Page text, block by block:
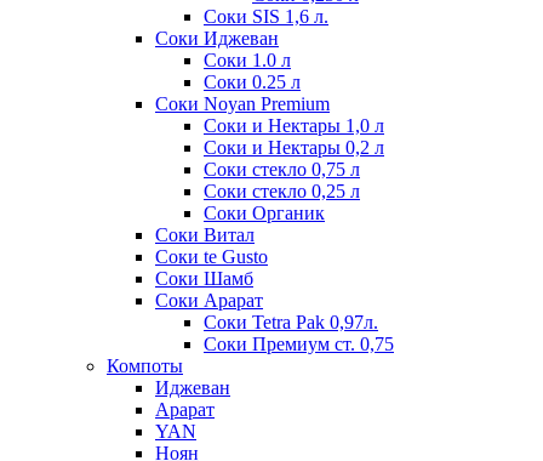
Соки SIS 1,6 л.
Соки Иджеван
Соки 1.0 л
Соки 0.25 л
Соки Noyan Premium
Соки и Нектары 1,0 л
Соки и Нектары 0,2 л
Соки стекло 0,75 л
Соки стекло 0,25 л
Соки Органик
Соки Витал
Соки te Gusto
Соки Шамб
Соки Арарат
Соки Tetra Pak 0,97л.
Соки Премиум ст. 0,75
Компоты
Иджеван
Арарат
YAN
Ноян